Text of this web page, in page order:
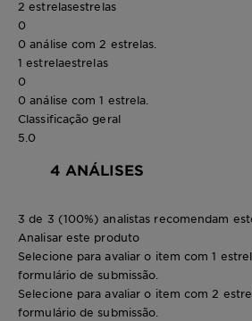
2 estrelasestrelas
0
0 análise com 2 estrelas.
1 estrelaestrelas
0
0 análise com 1 estrela.
Classificação geral
5.0
4 ANÁLISES
3 de 3 (100%) analistas recomendam
Analisar este produto
Selecione para avaliar o item com 1
formulário de submissão.
Selecione para avaliar o item com 2
formulário de submissão.